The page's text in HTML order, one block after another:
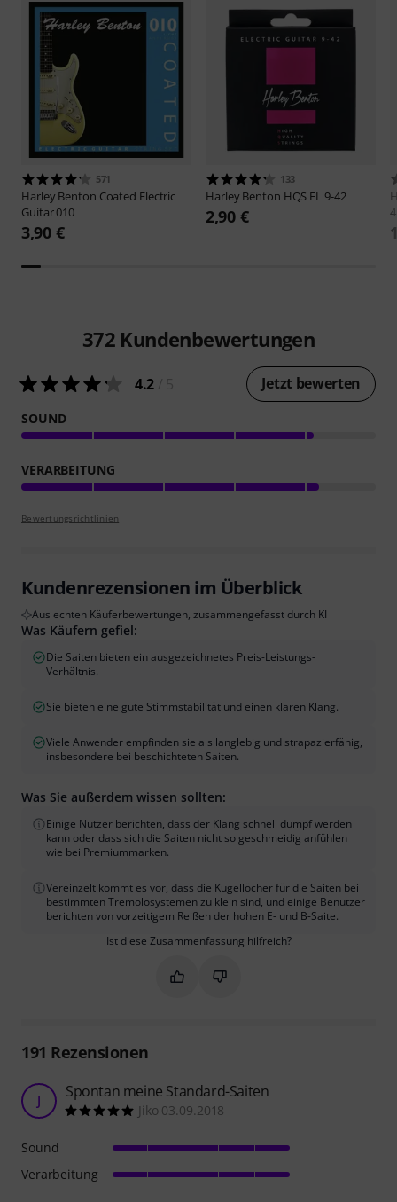
571
Harley Benton Coated Electric
Guitar 010
3,90 €
133
Harley Benton HQS EL 9-42
2,90 €
372 Kundenbewertungen
4.2 Jetzt bewerten
SOUND
VERARBEITUNG
Bewertungsrichtlinien
Kundenrezensionen im Überblick
Aus echten Käuferbewertungen, zusammengefasst durch KI
Was Käufern gefiel:
Die Saiten bieten ein ausgezeichnetes Preis-Leistungs-
Verhältnis.
Sie bieten eine gute Stimmstabilität und einen klaren Klang.
Viele Anwender empfinden sie als langlebig und strapazierfähig,
insbesondere bei beschichteten Saiten.
Was Sie außerdem wissen sollten:
Einige Nutzer berichten, dass der Klang schnell dumpf werden
kann oder dass sich die Saiten nicht so geschmeidig anfühlen
wie bei Premiummarken.
Vereinzelt kommt es vor, dass die Kugellöcher für die Saiten bei
bestimmten Tremolosystemen zu klein sind, und einige Benutzer
berichten von vorzeitigem Reißen der hohen E- und B-Saite.
Ist diese Zusammenfassung hilfreich?
Markieren Sie diese
Markieren Sie diese
191 Rezensionen
J Spontan meine Standard-Saiten
Jiko 03.09.2018
Sound
Verarbeitung